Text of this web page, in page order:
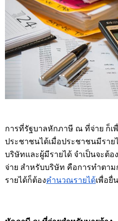
การที่รัฐบาลหักภาษี ณ ที่จ่าย ก็เ
ประชาชนได้เมื่อประชาชนมีราย
บริษัทและผู้มีรายได้ จำเป็นจะต้
จ่าย สำหรับบริษัท คือการทำตา
รายได้ก็ต้องคำนวณรายได้เพื่อยื่